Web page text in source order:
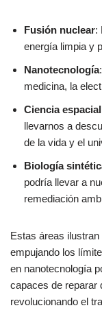
Fusión nuclear:
energía limpia y
Nanotecnología
medicina, la
Ciencia espacial
llevarnos a
de la vida y el
Biología
podría llevar a
remediación
Estas áreas
empujando los
en nanotecnología
capaces de reparar
revolucionando el